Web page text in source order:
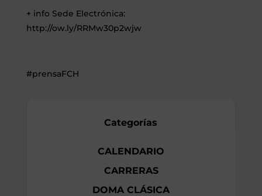
928 366 908 //
mcarmensecretaria@federacioncanariadehipica.com
+ info Sede Electrónica:
http://ow.ly/RRMw30p2wjw
#prensaFCH
Categorías
CALENDARIO
CARRERAS
DOMA CLÁSICA